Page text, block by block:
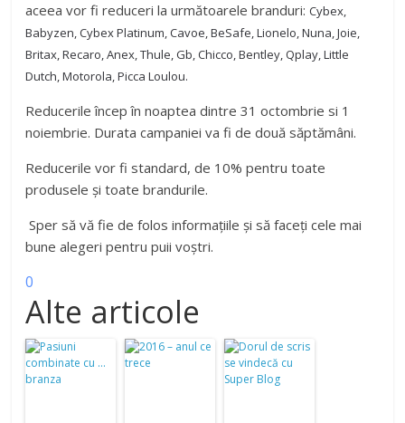
aceea vor fi reduceri la următoarele branduri:Cybex,
Babyzen, Cybex Platinum, Cavoe, BeSafe, Lionelo, Nuna, Joie,
Britax, Recaro, Anex, Thule, Gb, Chicco, Bentley, Qplay, Little
Dutch, Motorola, Picca Loulou.
Reducerile încep în noaptea dintre 31 octombrie si 1
noiembrie. Durata campaniei va fi de două săptămâni.
Reducerile vor fi standard, de 10% pentru toate
produsele și toate brandurile.
Sper să vă fie de folos informațiile și să faceți cele mai
bune alegeri pentru puii voștri.
0
Alte articole